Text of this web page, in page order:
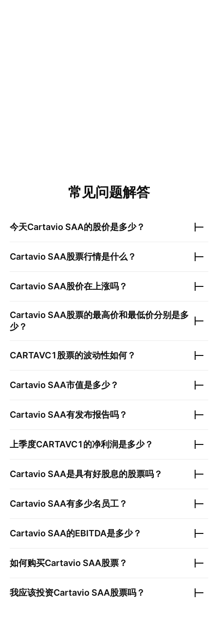
常见问题解答
今天Cartavio SAA的股价是多少？
Cartavio SAA股票行情是什么？
Cartavio SAA股价在上涨吗？
Cartavio SAA股票的最高价和最低价分别是多
少？
CARTAVC1 股票的波动性如何？
Cartavio SAA市值是多少？
Cartavio SAA有发布报告吗？
上季度CARTAVC1的净利润是多少？
Cartavio SAA是具有好股息的股票吗？
Cartavio SAA有多少名员工？
Cartavio SAA的EBITDA是多少？
如何购买Cartavio SAA股票？
我应该投资Cartavio SAA股票吗？